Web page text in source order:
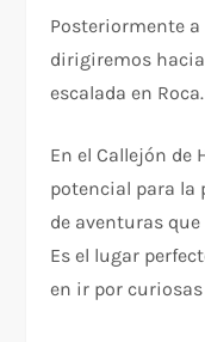
Posteriormente
dirigiremos
escalada en Roca.
En el Callejón de
potencial para la
de aventuras
Es el lugar
en ir por